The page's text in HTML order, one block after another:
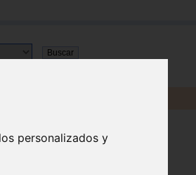
personalizados y